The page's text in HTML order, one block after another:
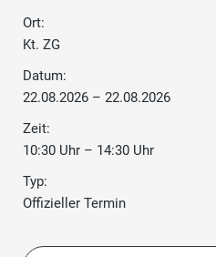
Ort:
Kt. ZG
Datum:
22.08.2026 – 22.08.2026
Zeit:
10:30 Uhr – 14:30 Uhr
Typ:
Offizieller Termin